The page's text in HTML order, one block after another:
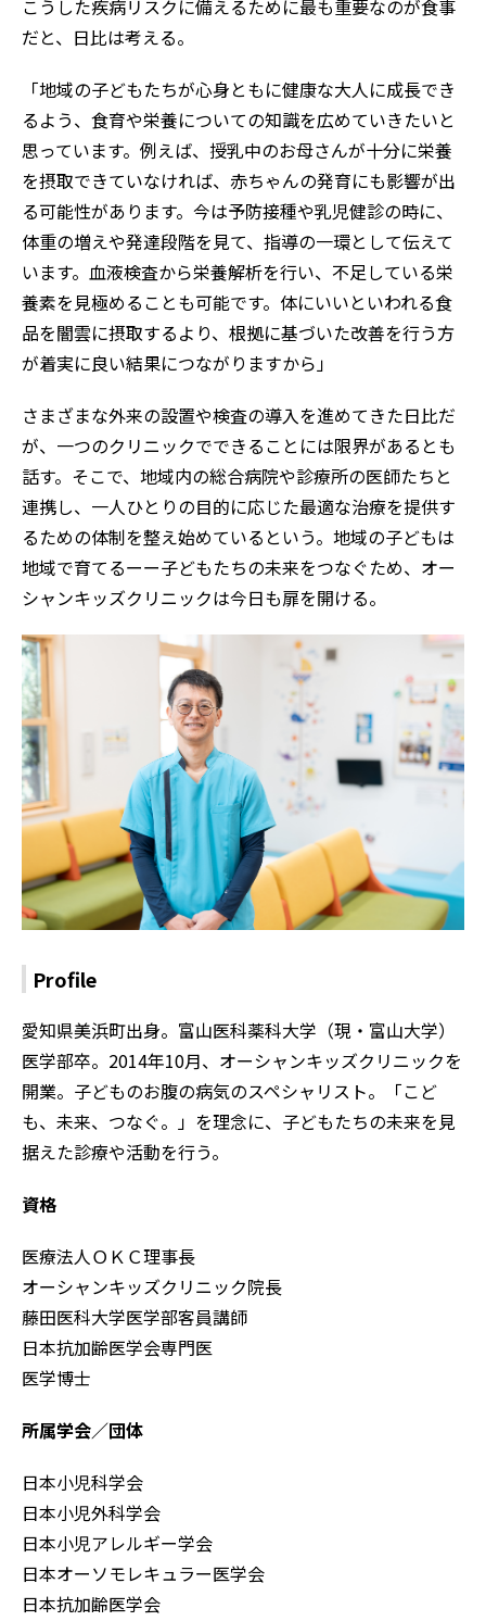
こうした疾病リスクに備えるために最も重要なのが食事
だと、日比は考える。
「地域の子どもたちが心身ともに健康な大人に成長でき
るよう、食育や栄養についての知識を広めていきたいと
思っています。例えば、授乳中のお母さんが十分に栄養
を摂取できていなければ、赤ちゃんの発育にも影響が出
る可能性があります。今は予防接種や乳児健診の時に、
体重の増えや発達段階を見て、指導の一環として伝えて
います。血液検査から栄養解析を行い、不足している栄
養素を見極めることも可能です。体にいいといわれる食
品を闇雲に摂取するより、根拠に基づいた改善を行う方
が着実に良い結果につながりますから」
さまざまな外来の設置や検査の導入を進めてきた日比だ
が、一つのクリニックでできることには限界があるとも
話す。そこで、地域内の総合病院や診療所の医師たちと
連携し、一人ひとりの目的に応じた最適な治療を提供す
るための体制を整え始めているという。地域の子どもは
地域で育てるーー子どもたちの未来をつなぐため、オー
シャンキッズクリニックは今日も扉を開ける。
Profile
愛知県美浜町出身。富山医科薬科大学（現・富山大学）
医学部卒。2014年10月、オーシャンキッズクリニックを
開業。子どものお腹の病気のスペシャリスト。「こど
も、未来、つなぐ。」を理念に、子どもたちの未来を見
据えた診療や活動を行う。
資格
医療法人ＯＫＣ理事長
オーシャンキッズクリニック院長
藤田医科大学医学部客員講師
日本抗加齢医学会専門医
医学博士
所属学会／団体
日本小児科学会
日本小児外科学会
日本小児アレルギー学会
日本オーソモレキュラー医学会
日本抗加齢医学会